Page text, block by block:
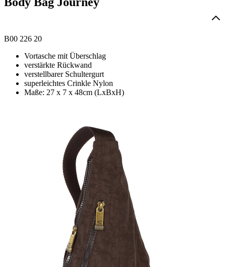
B00 226 20
Vortasche mit Überschlag
verstärkte Rückwand
verstellbarer Schultergurt
superleichtes Crinkle Nylon
Maße: 27 x 7 x 48cm (LxBxH)